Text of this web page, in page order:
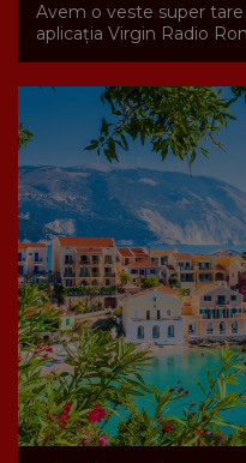
Avem o veste super
aplicația Virgin Radio